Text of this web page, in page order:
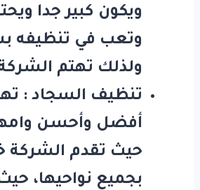
ويكون كبير جدا
وتعب في تنظيفه
ولذلك تهتم
تنظيف السجاد :
أفضل وأحسن
حيث تقدم الشركة
بجميع نواحيها، حيث